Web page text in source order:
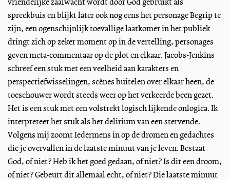
vriendelijke zaalwacht wordt door God gebruikt als
spreekbuis en blijkt later ook nog eens het personage Begrip te
zijn, een ogenschijnlijk toevallige laatkomer in het publiek
dringt zich op zeker moment op in de vertelling, personages
geven meta-commentaar op de plot en elkaar. Jacobs-Jenkins
schreef een stuk met een veelheid aan karakters en
perspectiefwisselingen, scènes buitelen over elkaar heen, de
toeschouwer wordt steeds weer op het verkeerde been gezet.
Het is een stuk met een volstrekt logisch lijkende onlogica. Ik
interpreteer het stuk als het delirium van een stervende.
Volgens mij zoomt Iedermens in op de dromen en gedachtes
die je overvallen in de laatste minuut van je leven. Bestaat
God, of niet? Heb ik het goed gedaan, of niet? Is dit een droom,
of niet? Gebeurt dit allemaal echt, of niet? Die laatste minuut